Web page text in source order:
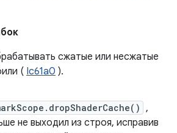
сжатые или несжатые
( Ic61a0 ).
,
не выходил из строя, исправив